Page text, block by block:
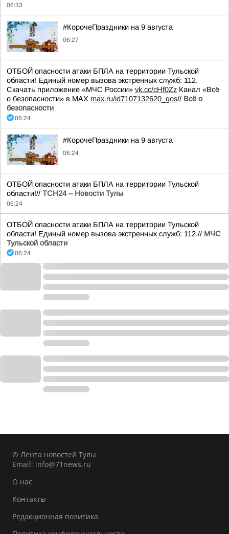
06:33
#КорочеПраздники на 9 августа
06:27
ОТБОЙ опасности атаки БПЛА на территории Тульской
области! Единый номер вызова экстренных служб: 112.
Скачать приложение «МЧС России» vk.cc/cHf0Zz Канал «Всё
о безопасности» в МАХ max.ru/id7107132620_gos// Всё о
безопасности
06:24
#КорочеПраздники на 9 августа
06:24
ОТБОЙ опасности атаки БПЛА на территории Тульской
области!// ТСН24 – Новости Тулы
06:24
ОТБОЙ опасности атаки БПЛА на территории Тульской
области! Единый номер вызова экстренных служб: 112.// МЧС
Тульской области
06:24
© Лента новостей Тулы
Email: info@71news.ru
О нас
Контакты
Редакционная политика